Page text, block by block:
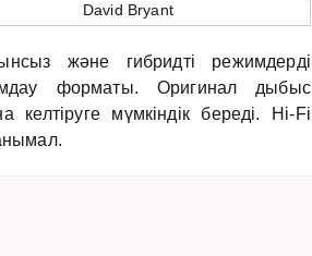
David Bryant
және гибридті режимдерді
форматы. Оригинал дыбыс
келтіруге мүмкіндік береді. Hi-Fi